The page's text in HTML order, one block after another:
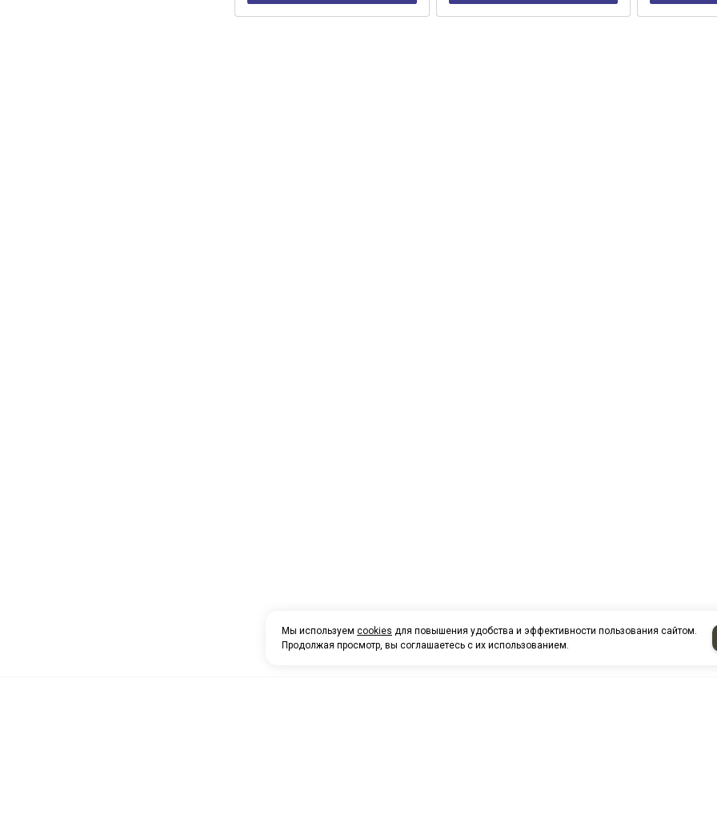
Мы используем cookies для повышения удобства и эффективности пользования сайтом.
Продолжая просмотр, вы соглашаетесь с их использованием.